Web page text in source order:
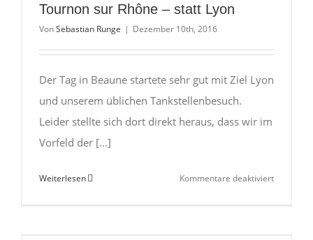
für
Tournon sur Rhône – statt Lyon
VonSebastian Runge | Dezember 10th, 2016
Der Tag in Beaune startete sehr gut mit Ziel Lyon
und unserem üblichen Tankstellenbesuch.
Leider stellte sich dort direkt heraus, dass wir im
Vorfeld der [...]
Weiterlesen Kommentare deaktiviertfür